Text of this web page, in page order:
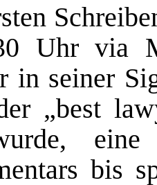
Uhr via
in seiner
„best
eine
bis